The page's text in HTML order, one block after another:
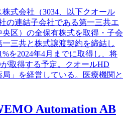
式会社（3034、以下クオール
の連結子会社である第一三共エ
区）の全保有株式を取得・子会
三共と株式譲渡契約を締結し
を2024年4月までに取得し、将
取得する予定。クオールHD
」を経営している。医療機関と
Automation AB